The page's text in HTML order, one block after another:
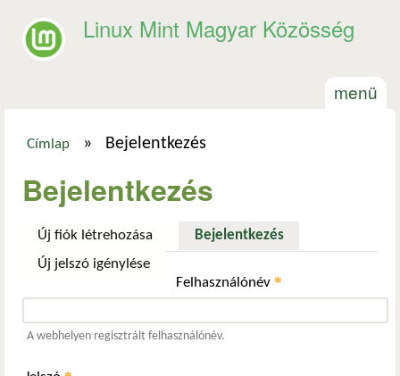
Linux Mint Magyar Közösség
menü
Címlap » Bejelentkezés
Bejelentkezés
Új fiók létrehozása Bejelentkezés(aktív fül)
Új jelszó igénylése
Felhasználónév*
A webhelyen regisztrált felhasználónév.